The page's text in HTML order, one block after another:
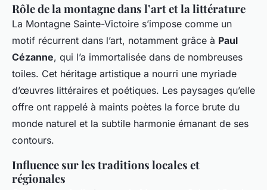
Rôle de la montagne dans l’art et la littérature
La Montagne Sainte-Victoire s’impose comme un
motif récurrent dans l’art, notamment grâce à Paul
Cézanne, qui l’a immortalisée dans de nombreuses
toiles. Cet héritage artistique a nourri une myriade
d’œuvres littéraires et poétiques. Les paysages qu’elle
offre ont rappelé à maints poètes la force brute du
monde naturel et la subtile harmonie émanant de ses
contours.
Influence sur les traditions locales et
régionales